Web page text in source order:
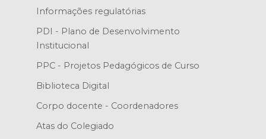
Informações regulatórias
PDI - Plano de Desenvolvimento
Institucional
PPC - Projetos Pedagógicos de Curso
Biblioteca Digital
Corpo docente - Coordenadores
Atas do Colegiado